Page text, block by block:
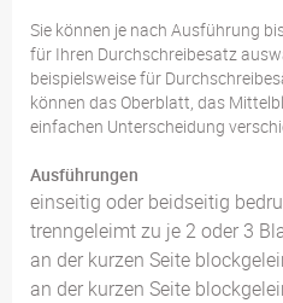
Sie können je nach Ausführung
für Ihren Durchschreibesatz
beispielsweise für
können das Oberblatt, das
einfachen Unterscheidung
Ausführungen
einseitig oder beidseitig
trenngeleimt zu je 2 oder 3
an der kurzen Seite
an der kurzen Seite